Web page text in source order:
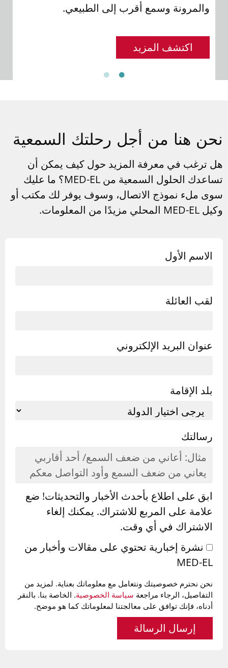
والمرونة وسمع أقرب إلى الطبيعي.
اكتشف المزيد
هنا من أجل رحلتك السمعية
ترغب في معرفة المزيد حول كيف يمكن أن
الحلول السمعية منMED-EL؟ ما عليك
ملء نموذج الاتصال، وسوف يوفر لك مكتب أو
MED-ELالمحلي مزيدًا من المعلومات.
الاسم الأول
لقب العائلة
عنوان البريد الإلكتروني
بلد الإقامة
رسالتك
ابق على اطلاع بأحدث الأخبار والتحديثات! ضع
علامة على المربع للاشتراك. يمكنك إلغاء
الاشتراك في أي وقت.
نشرة إخبارية تحتوي على مقالات وأخبار من
MED-EL
نحن نحترم خصوصيتك ونتعامل مع معلوماتك بعناية. لمزيد من
التفاصيل، الرجاء مراجعةسياسة الخصوصية. الخاصة بنا. بالنقر
أدناه، فإنك توافق على معالجتنا لمعلوماتك كما هو موضح.
إرسال الرسالة